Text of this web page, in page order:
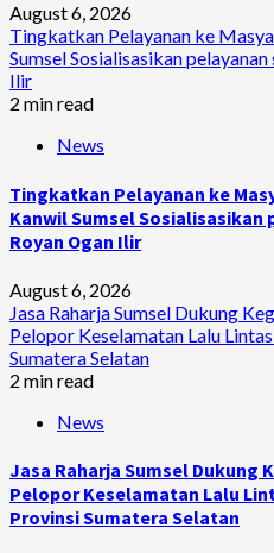
August 6, 2026
Tingkatkan Pelayanan ke
Sumsel Sosialisasikan
Ilir
2 min read
News
Tingkatkan Pelayanan ke
Kanwil Sumsel Sosialisasikan
Royan Ogan Ilir
August 6, 2026
Jasa Raharja Sumsel Dukung
Pelopor Keselamatan Lalu
Sumatera Selatan
2 min read
News
Jasa Raharja Sumsel Dukung
Pelopor Keselamatan Lalu
Provinsi Sumatera Selatan